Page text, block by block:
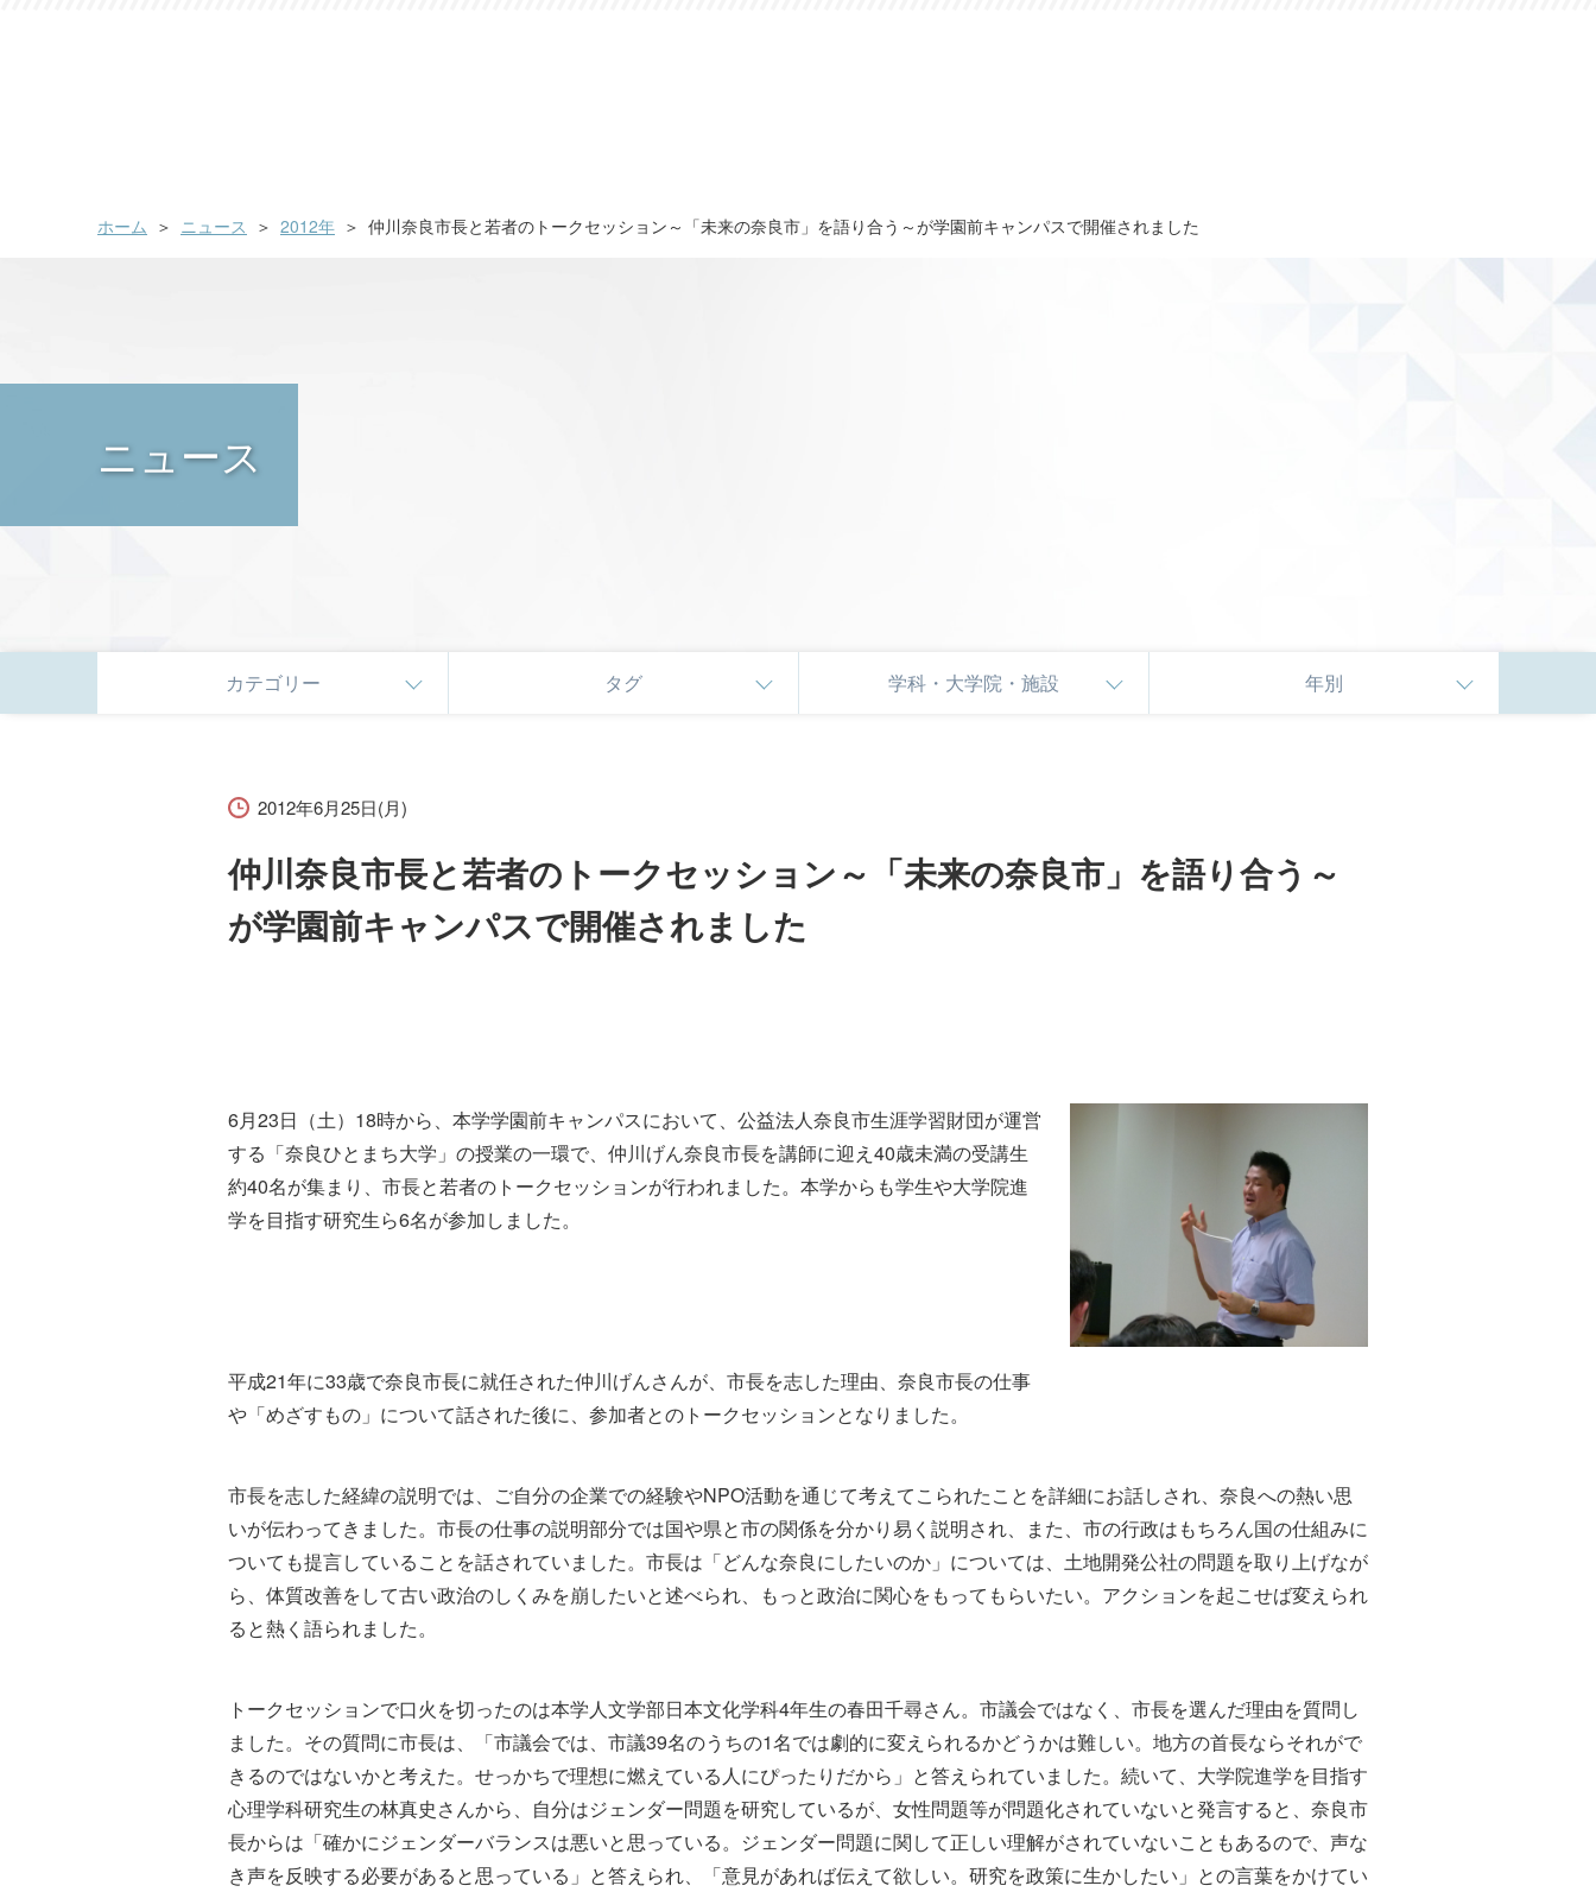
ホーム ニュース 2012年 仲川奈良市長と若者のトークセッション～「未来の奈良市」を語り合う～が学園前キャンパスで開催されました
ニュース
カテゴリー タグ 学科・大学院・施設 年別
2012年6月25日(月)
仲川奈良市長と若者のトークセッション～「未来の奈良市」を語り合う～
が学園前キャンパスで開催されました
6月23日（土）18時から、本学学園前キャンパスにおいて、公益法人奈良市生涯学習財団が運営
する「奈良ひとまち大学」の授業の一環で、仲川げん奈良市長を講師に迎え40歳未満の受講生
約40名が集まり、市長と若者のトークセッションが行われました。本学からも学生や大学院進
学を目指す研究生ら6名が参加しました。
平成21年に33歳で奈良市長に就任された仲川げんさんが、市長を志した理由、奈良市長の仕事
や「めざすもの」について話された後に、参加者とのトークセッションとなりました。
市長を志した経緯の説明では、ご自分の企業での経験やNPO活動を通じて考えてこられたことを詳細にお話しされ、奈良への熱い思
いが伝わってきました。市長の仕事の説明部分では国や県と市の関係を分かり易く説明され、また、市の行政はもちろん国の仕組みに
ついても提言していることを話されていました。市長は「どんな奈良にしたいのか」については、土地開発公社の問題を取り上げなが
ら、体質改善をして古い政治のしくみを崩したいと述べられ、もっと政治に関心をもってもらいたい。アクションを起こせば変えられ
ると熱く語られました。
トークセッションで口火を切ったのは本学人文学部日本文化学科4年生の春田千尋さん。市議会ではなく、市長を選んだ理由を質問し
ました。その質問に市長は、「市議会では、市議39名のうちの1名では劇的に変えられるかどうかは難しい。地方の首長ならそれがで
きるのではないかと考えた。せっかちで理想に燃えている人にぴったりだから」と答えられていました。続いて、大学院進学を目指す
心理学科研究生の林真史さんから、自分はジェンダー問題を研究しているが、女性問題等が問題化されていないと発言すると、奈良市
長からは「確かにジェンダーバランスは悪いと思っている。ジェンダー問題に関して正しい理解がされていないこともあるので、声な
き声を反映する必要があると思っている」と答えられ、「意見があれば伝えて欲しい。研究を政策に生かしたい」との言葉をかけてい